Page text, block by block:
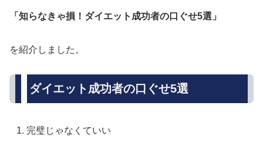
「知らなきゃ損！ダイエット成功者の口ぐせ5選」
を紹介しました。
ダイエット成功者の口ぐせ5選
完璧じゃなくていい